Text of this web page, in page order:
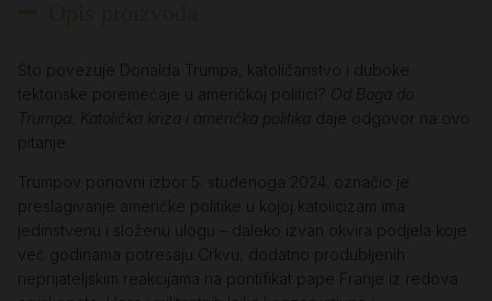
Što povezuje Donalda Trumpa, katoličanstvo i duboke
tektonske poremećaje u američkoj politici? Od Boga do
Trumpa. Katolička kriza i američka politika daje odgovor na ovo
pitanje.
Trumpov ponovni izbor 5. studenoga 2024. označio je
preslagivanje američke politike u kojoj katolicizam ima
jedinstvenu i složenu ulogu – daleko izvan okvira podjela koje
već godinama potresaju Crkvu, dodatno produbljenih
neprijateljskim reakcijama na pontifikat pape Franje iz redova